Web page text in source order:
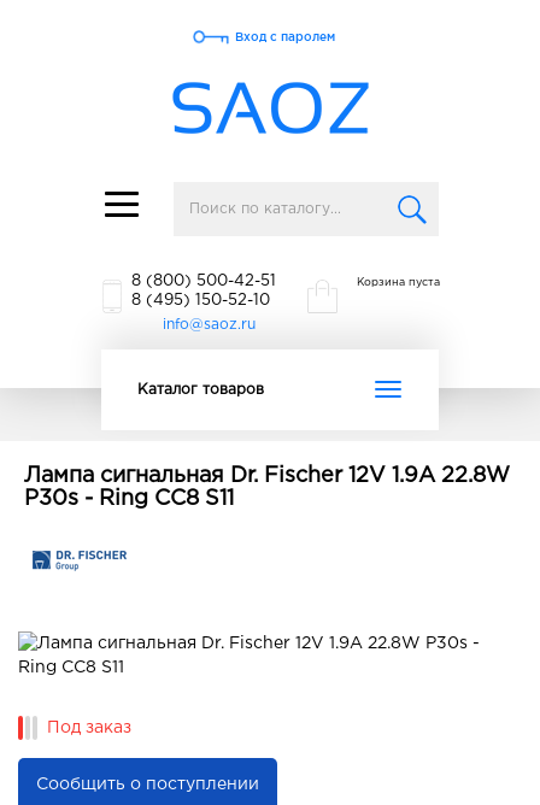
Toggle
navigation
Вход с паролем
8 (800) 500-42-51
8 (495) 150-52-10
info@saoz.ru
Корзина пуста
Toggle
Каталог товаров
Лампа сигнальная Dr. Fischer 12V 1.9A 22.8W
P30s - Ring CC8 S11
Под заказ
Сообщить о поступлении